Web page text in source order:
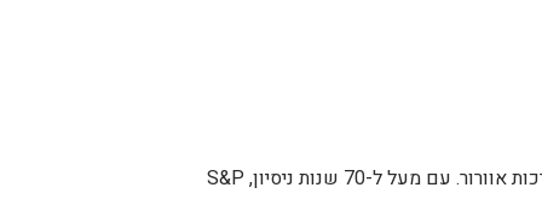
חברת S&P, הידועה גם כ-Soler & Palau, נוסדה בשנת 1951 בספרד ומאז הפכה לאחת מהחברות המובילות בעולם בתחום ייצור מפוחים ומערכות אוורור. עם מעל ל-70 שנות ניסיון, S&P